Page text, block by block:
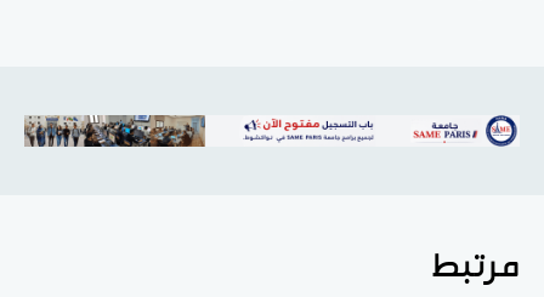
مرتبط